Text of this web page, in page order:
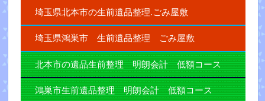
埼玉県北本市の生前遺品整理.ごみ屋敷
埼玉県鴻巣市 生前遺品整理 ごみ屋敷
北本市の遺品生前整理 明朗会計 低額コース
鴻巣市生前遺品整理 明朗会計 低額コース